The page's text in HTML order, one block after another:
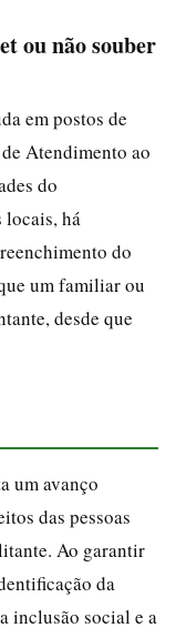
ou não souber
em postos de
Atendimento ao
do
locais, há
do
um familiar ou
desde que
um avanço
das pessoas
Ao garantir
da
inclusão social e a